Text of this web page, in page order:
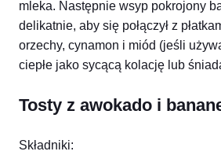
mleka. Następnie wsyp pokrojony
delikatnie, aby się połączył z
orzechy, cynamon i miód (jeśli
ciepłe jako sycącą kolację lub
Tosty z awokado i
Składniki: